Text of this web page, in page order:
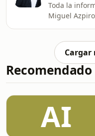
Toda la
Miguel
Cargar
Recomendado
AI